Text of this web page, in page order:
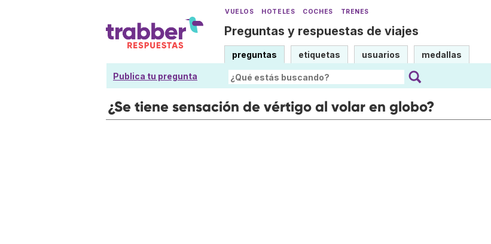
VUELOS HOTELES COCHES TRENES
Preguntas y respuestas de viajes
preguntas etiquetas usuarios medallas
Publica tu pregunta
¿Se tiene sensación de vértigo al volar en globo?